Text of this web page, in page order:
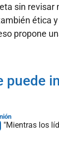
sin revisar
ética
propone
puede
"Mientras los